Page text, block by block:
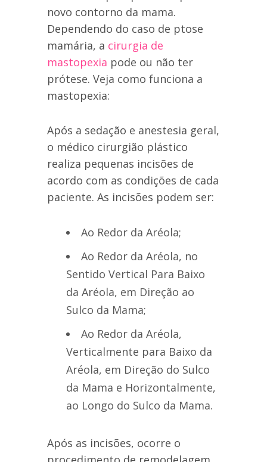
novo contorno da mama.
Dependendo do caso de ptose
mamária, a cirurgia de
mastopexia pode ou não ter
prótese. Veja como funciona a
mastopexia:
Após a sedação e anestesia geral,
o médico cirurgião plástico
realiza pequenas incisões de
acordo com as condições de cada
paciente. As incisões podem ser:
Ao Redor da Aréola;
Ao Redor da Aréola, no
Sentido Vertical Para Baixo
da Aréola, em Direção ao
Sulco da Mama;
Ao Redor da Aréola,
Verticalmente para Baixo da
Aréola, em Direção do Sulco
da Mama e Horizontalmente,
ao Longo do Sulco da Mama.
Após as incisões, ocorre o